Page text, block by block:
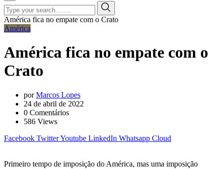
América fica no empate com o Crato
América
América fica no empate com o
Crato
porMarcos Lopes
24 de abril de 2022
0 Comentários
586 Views
Facebook TwitterYoutube LinkedIn Whatsapp Cloud
Primeiro tempo de imposição do América, mas uma imposição